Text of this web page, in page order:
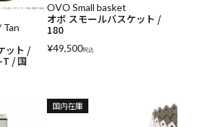
Tan
ット /
T / 国
OVO Small basket
オボ スモールバスケット /
180
¥49,500税込
国内在庫